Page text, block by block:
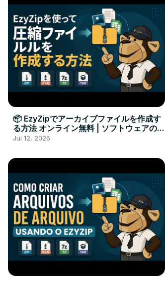
📦 EzyZipでアーカイブファイルを作成す
る方法 オンライン無料 | ソフトウェアのイ
ンストール不要
Jul 12, 2026